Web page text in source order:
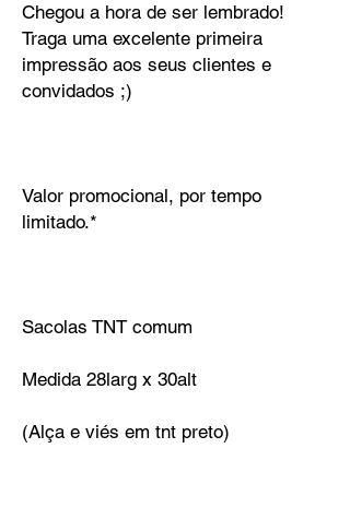
Chegou a hora de ser lembrado!
Traga uma excelente primeira
impressão aos seus clientes e
convidados ;)
Valor promocional, por tempo
limitado.*
Sacolas TNT comum
Medida 28larg x 30alt
(Alça e viés em tnt preto)